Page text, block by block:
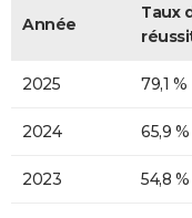
Année
Taux
2025 79,1 %
2024 65,9 %
2023 54,8 %